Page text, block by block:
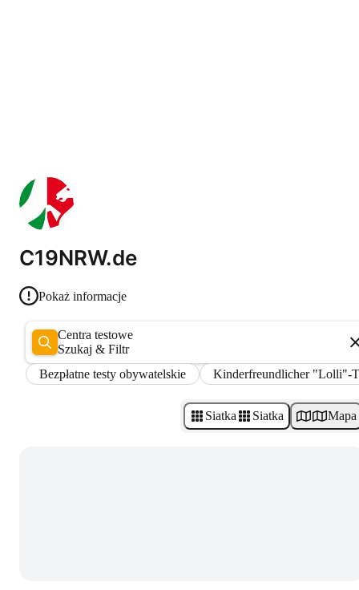
C19NRW.de
Pokaż informacje
Centra testowe
Szukaj & Filtr
Bezpłatne testy obywatelskie
Kinderfreundlicher "Lolli"-
Siatka Siatka Mapa